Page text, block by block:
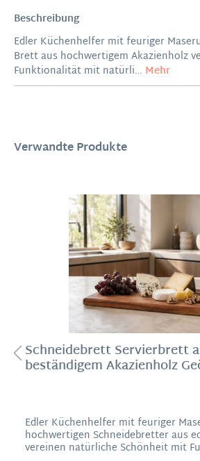
Beschreibung
Edler Küchenhelfer mit feuriger
Brett aus hochwertigem Akazienholz
Funktionalität mit natürli… Mehr
Verwandte Produkte
Schneidebrett Servierbrett
beständigem Akazienholz
Edler Küchenhelfer mit feuriger
hochwertigen Schneidebretter aus
vereinen natürliche Schönheit mit